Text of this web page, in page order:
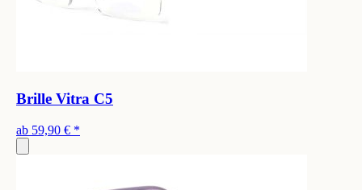
Brille Vitra C5
ab 59,90 € *